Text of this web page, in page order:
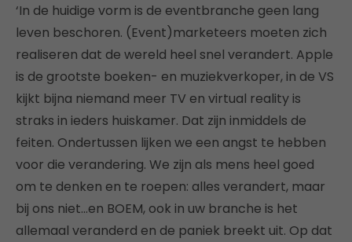
‘In de huidige vorm is de eventbranche geen lang
leven beschoren. (Event)marketeers moeten zich
realiseren dat de wereld heel snel verandert. Apple
is de grootste boeken- en muziekverkoper, in de VS
kijkt bijna niemand meer TV en virtual reality is
straks in ieders huiskamer. Dat zijn inmiddels de
feiten. Ondertussen lijken we een angst te hebben
voor die verandering. We zijn als mens heel goed
om te denken en te roepen: alles verandert, maar
bij ons niet…en BOEM, ook in uw branche is het
allemaal veranderd en de paniek breekt uit. Op dat